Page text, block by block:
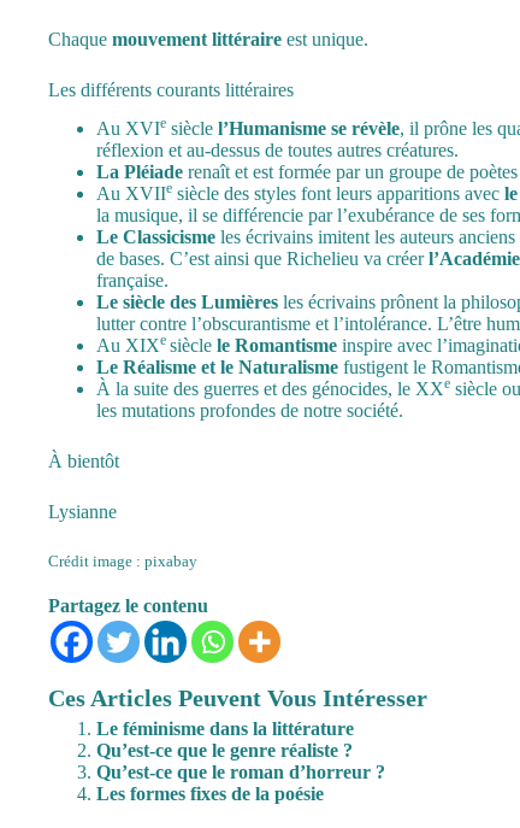
Chaque mouvement littéraire est unique.
Les différents courants littéraires
Au XVIe siècle l’Humanisme se révèle, il prône les
réflexion et au-dessus de toutes autres créatures.
La Pléiade renaît et est formée par un groupe de
Au XVIIe siècle des styles font leurs apparitions avec
la musique, il se différencie par l’exubérance de ses
Le Classicisme les écrivains imitent les auteurs
de bases. C’est ainsi que Richelieu va créer
française.
Le siècle des Lumières les écrivains prônent la
lutter contre l’obscurantisme et l’intolérance. L’être
Au XIXe siècle le Romantisme inspire avec
Le Réalisme et le Naturalisme fustigent le
À la suite des guerres et des génocides, le XXe siècle
les mutations profondes de notre société.
À bientôt
Lysianne
Crédit image : pixabay
Partagez le contenu
Ces Articles Peuvent Vous Intéresser
Le féminisme dans la littérature
Qu’est-ce que le genre réaliste ?
Qu’est-ce que le roman d’horreur ?
Les formes fixes de la poésie